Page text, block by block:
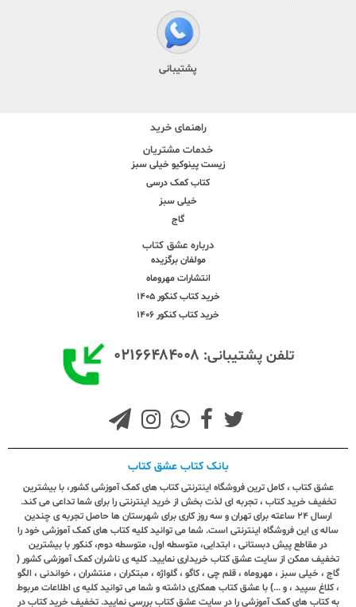
پشتیبانی
راهنمای خرید
خدمات مشتریان
زیست پینوکیو خیلی سبز
کتاب کمک درسی
خیلی سبز
گاج
درباره عشق کتاب
مولفان برگزیده
انتشارات مهروماه
خرید کتاب کنکور 1405
خرید کتاب کنکور 1406
تلفن پشتیبانی: ۰۲۱۶۶۴۸۴۰۰۸
بانک کتاب عشق کتاب
عشق کتاب ، کامل ترین فروشگاه اینترنتی کتاب های کمک آموزشی کشور، با بیشترین
تخفیف خرید کتاب ، تجربه ای لذت بخش از خرید اینترنتی را برای شما تداعی می کند.
ارسال ٢٤ ساعته برای تهران و سه روز کاری برای شهرستان ها حاصل تجربه ی چندین
ساله ی این فروشگاه اینترنتی است. شما می توانید کلیه کتاب های کمک آموزشی خود را
در مقاطع پیش دبستانی ، ابتدایی، متوسطه اول، متوسطه دوم، کنکور با بیشترین
تخفیف ممکن از سایت عشق کتاب خریداری نمایید. کلیه ی ناشران کمک آموزشی کشور (
گاج ، خیلی سبز ، مهروماه ، قلم چی ، کاگو ، گلواژه ، مبتکران ، منتشران ، خواندنی ، الگو
، کلاغ سپید ، و ...) با عشق کتاب همکاری داشته و شما می توانید کلیه ی اطلاعات مربوط
به کتاب های کمک آموزشی را در سایت عشق کتاب بررسی نمایید. تخفیف خرید کتاب در